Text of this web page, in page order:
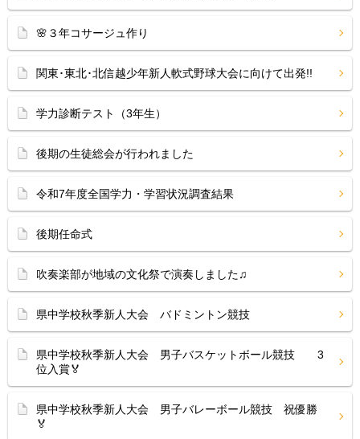
🌸３年コサージュ作り
関東･東北･北信越少年新人軟式野球大会に向けて出発!!
学力診断テスト（3年生）
後期の生徒総会が行われました
令和7年度全国学力・学習状況調査結果
後期任命式
吹奏楽部が地域の文化祭で演奏しました♫
県中学校秋季新人大会 バドミントン競技
県中学校秋季新人大会 男子バスケットボール競技 3
位入賞🏅
県中学校秋季新人大会 男子バレーボール競技 祝優勝
🏅